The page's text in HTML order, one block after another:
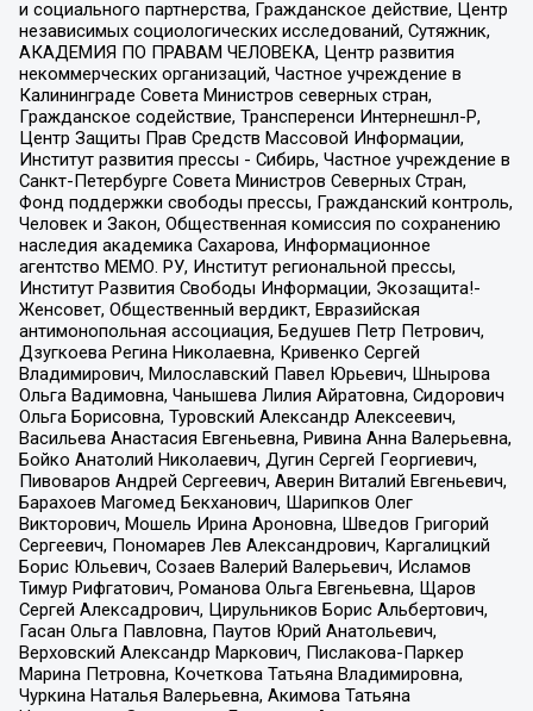
и социального партнерства, Гражданское действие, Центр
независимых социологических исследований, Сутяжник,
АКАДЕМИЯ ПО ПРАВАМ ЧЕЛОВЕКА, Центр развития
некоммерческих организаций, Частное учреждение в
Калининграде Совета Министров северных стран,
Гражданское содействие, Трансперенси Интернешнл-Р,
Центр Защиты Прав Средств Массовой Информации,
Институт развития прессы - Сибирь, Частное учреждение в
Санкт-Петербурге Совета Министров Северных Стран,
Фонд поддержки свободы прессы, Гражданский контроль,
Человек и Закон, Общественная комиссия по сохранению
наследия академика Сахарова, Информационное
агентство МЕМО. РУ, Институт региональной прессы,
Институт Развития Свободы Информации, Экозащита!-
Женсовет, Общественный вердикт, Евразийская
антимонопольная ассоциация, Бедушев Петр Петрович,
Дзугкоева Регина Николаевна, Кривенко Сергей
Владимирович, Милославский Павел Юрьевич, Шнырова
Ольга Вадимовна, Чанышева Лилия Айратовна, Сидорович
Ольга Борисовна, Туровский Александр Алексеевич,
Васильева Анастасия Евгеньевна, Ривина Анна Валерьевна,
Бойко Анатолий Николаевич, Дугин Сергей Георгиевич,
Пивоваров Андрей Сергеевич, Аверин Виталий Евгеньевич,
Барахоев Магомед Бекханович, Шарипков Олег
Викторович, Мошель Ирина Ароновна, Шведов Григорий
Сергеевич, Пономарев Лев Александрович, Каргалицкий
Борис Юльевич, Созаев Валерий Валерьевич, Исламов
Тимур Рифгатович, Романова Ольга Евгеньевна, Щаров
Сергей Алексадрович, Цирульников Борис Альбертович,
Гасан Ольга Павловна, Паутов Юрий Анатольевич,
Верховский Александр Маркович, Пислакова-Паркер
Марина Петровна, Кочеткова Татьяна Владимировна,
Чуркина Наталья Валерьевна, Акимова Татьяна